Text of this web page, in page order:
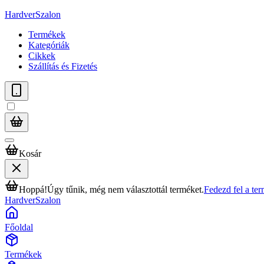
HardverSzalon
Termékek
Kategóriák
Cikkek
Szállítás és Fizetés
Kosár
Hoppá!Úgy tűnik, még nem választottál terméket.Fedezd fel a
HardverSzalon
Főoldal
Termékek